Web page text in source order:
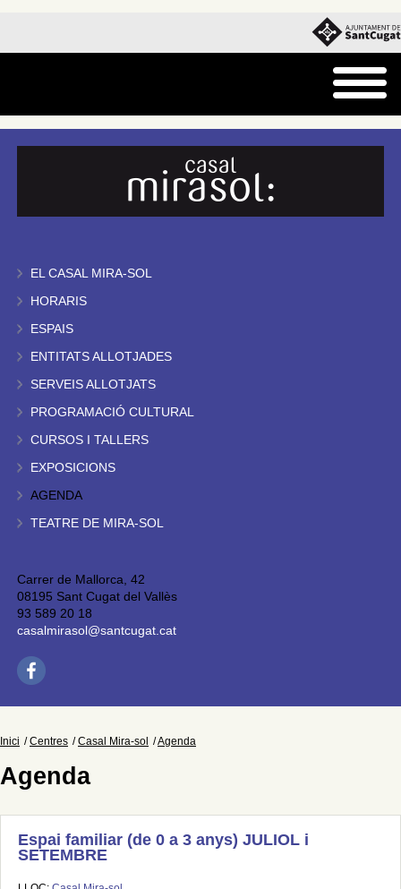
EL CASAL MIRA-SOL
HORARIS
ESPAIS
ENTITATS ALLOTJADES
SERVEIS ALLOTJATS
PROGRAMACIÓ CULTURAL
CURSOS I TALLERS
EXPOSICIONS
AGENDA
TEATRE DE MIRA-SOL
Carrer de Mallorca, 42
08195 Sant Cugat del Vallès
93 589 20 18
casalmirasol@santcugat.cat
Inici Centres Casal Mira-sol Agenda
Agenda
Espai familiar (de 0 a 3 anys) JULIOL i
SETEMBRE